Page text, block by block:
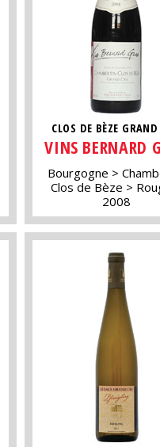
CLOS DE BÈZE GRAND
VINS BERNARD
Bourgogne
Clos de Bèze
2008